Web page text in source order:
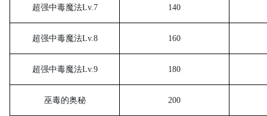
超强中毒魔法Lv.7 140
超强中毒魔法Lv.8 160
超强中毒魔法Lv.9 180
巫毒的奥秘 200